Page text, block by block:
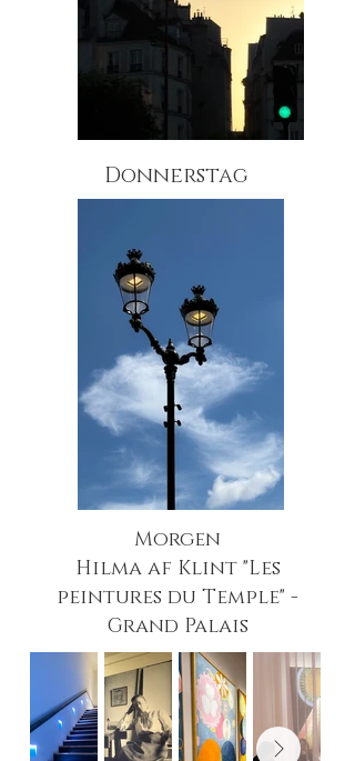
Donnerstag
Morgen
Hilma af Klint "Les
peintures du Temple" -
Grand Palais